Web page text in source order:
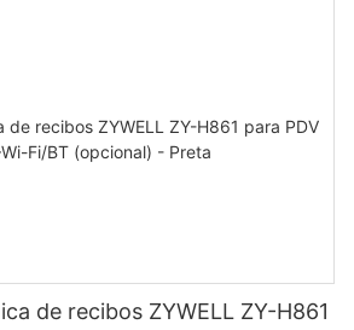
de recibos ZYWELL ZY-H861